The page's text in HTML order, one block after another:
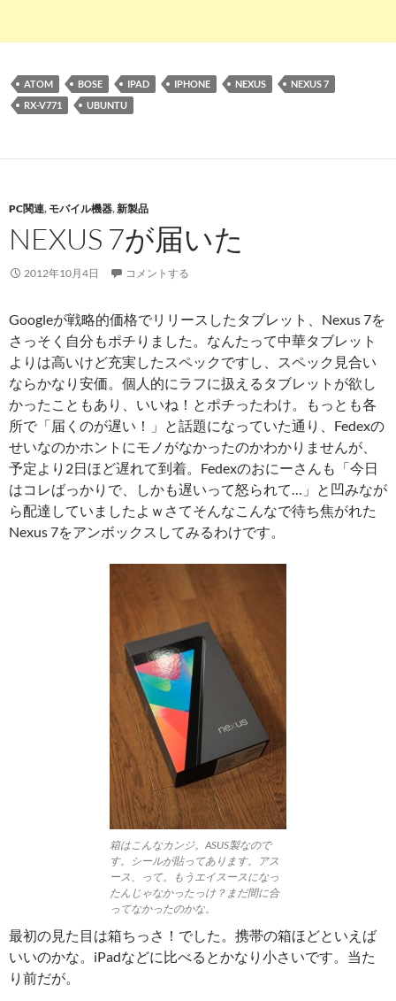
ATOM BOSE IPAD IPHONE NEXUS
NEXUS 7
RX-V771
UBUNTU
PC関連, モバイル機器,新製品
NEXUS 7が届いた
2012年10月4日 コメントする
Googleが戦略的価格でリリースしたタブレット、Nexus 7を
さっそく自分もポチりました。なんたって中華タブレット
よりは高いけど充実したスペックですし、スペック見合い
ならかなり安価。個人的にラフに扱えるタブレットが欲し
かったこともあり、いいね！とポチったわけ。もっとも各
所で「届くのが遅い！」と話題になっていた通り、Fedexの
せいなのかホントにモノがなかったのかわかりませんが、
予定より2日ほど遅れて到着。Fedexのおにーさんも「今日
はコレばっかりで、しかも遅いって怒られて…」と凹みなが
ら配達していましたよｗさてそんなこんなで待ち焦がれた
Nexus 7をアンボックスしてみるわけです。
箱はこんなカンジ。ASUS製なので
す。シールが貼ってあります。アス
ース、って。もうエイスースになっ
たんじゃなかったっけ？まだ間に合
ってなかったのかな。
最初の見た目は箱ちっさ！でした。携帯の箱ほどといえば
いいのかな。iPadなどに比べるとかなり小さいです。当た
り前だが。